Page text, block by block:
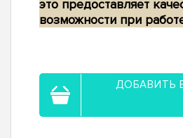
это предоставляет
возможности при
ДОБАВИТЬ